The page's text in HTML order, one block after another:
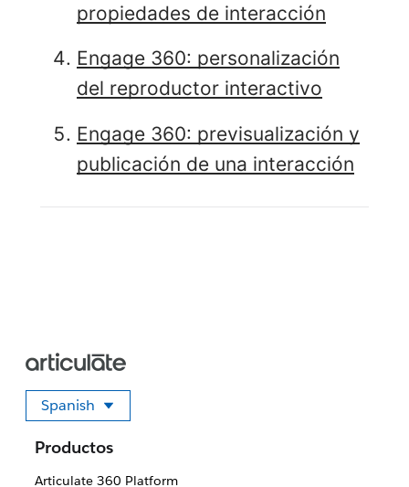
propiedades de interacción
Engage 360: personalización
del reproductor interactivo
Engage 360: previsualización y
publicación de una interacción
Spanish
Seleccione su idioma
Productos
Articulate 360 Platform